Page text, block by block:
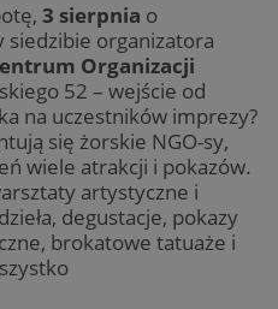
3 sierpnia o
siedzibie organizatora
Organizacji
52 – wejście od
na uczestników imprezy?
się żorskie NGO-sy,
wiele atrakcji i pokazów.
artystyczne i
degustacje, pokazy
brokatowe tatuaże i